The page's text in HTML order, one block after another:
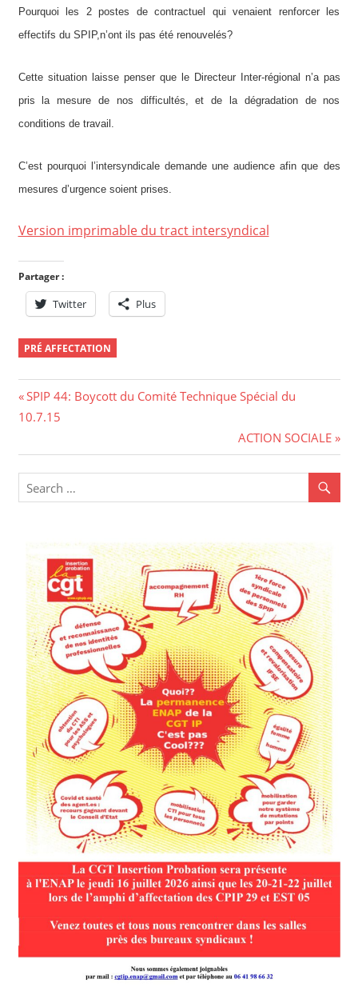
Pourquoi les 2 postes de contractuel qui venaient renforcer les
effectifs du SPIP,n’ont ils pas été renouvelés?
Cette situation laisse penser que le Directeur Inter-régional n’a pas
pris la mesure de nos difficultés, et de la dégradation de nos
conditions de travail.
C’est pourquoi l’intersyndicale demande une audience afin que des
mesures d’urgence soient prises.
Version imprimable du tract intersyndical
Partager :
Twitter Plus
PRÉ AFFECTATION
Navigation
de
l’article
Previous
Post:
SPIP 44: Boycott du Comité Technique Spécial du
10.7.15
Next
Post:
ACTION SOCIALE